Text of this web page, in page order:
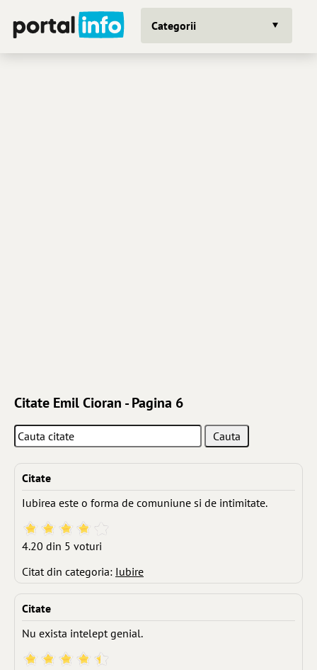
Categorii
Citate Emil Cioran - Pagina 6
Citate
Iubirea este o forma de comuniune si de intimitate.
4.20 din 5 voturi
Citat din categoria: Iubire
Citate
Nu exista intelept genial.